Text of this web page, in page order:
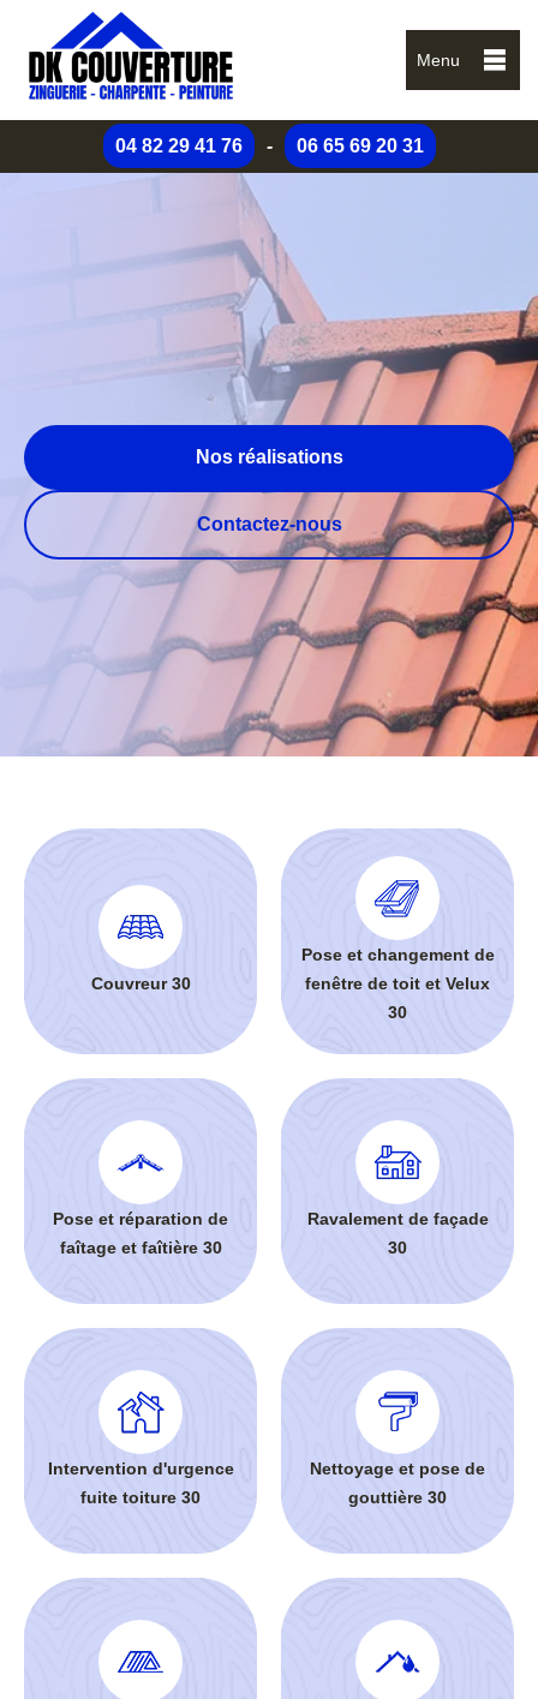
Menu
04 82 29 41 76 - 06 65 69 20 31
Nos réalisations
Contactez-nous
Couvreur 30
Pose et changement de
fenêtre de toit et Velux
30
Pose et réparation de
faîtage et faîtière 30
Ravalement de façade
30
Intervention d'urgence
fuite toiture 30
Nettoyage et pose de
gouttière 30